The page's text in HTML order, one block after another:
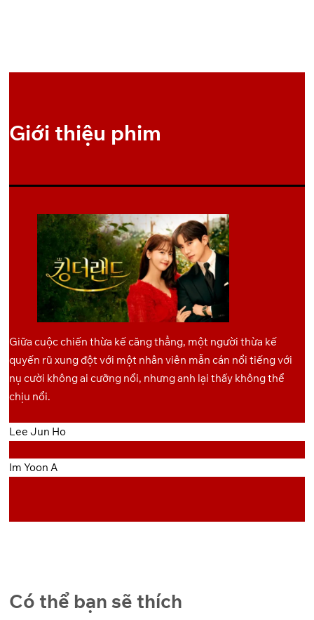
4 OneDrive Pixeldrain
7 OneDrive Pixeldrain
8 OneDrive Pixeldrain
9 OneDrive Pixeldrain
OneDrive Pixeldrain
11 OneDrive Pixeldrain
12 OneDrive Pixeldrain
13 OneDrive Pixeldrain
14 OneDrive Pixeldrain
Giới thiệu phim
Giữa cuộc chiến thừa kế căng thẳng, một người thừa kế
quyến rũ xung đột với một nhân viên mẫn cán nổi tiếng với
nụ cười không ai cưỡng nổi, nhưng anh lại thấy không thể
chịu nổi.
Lee Jun Ho
Im Yoon A
Có thể bạn sẽ thích